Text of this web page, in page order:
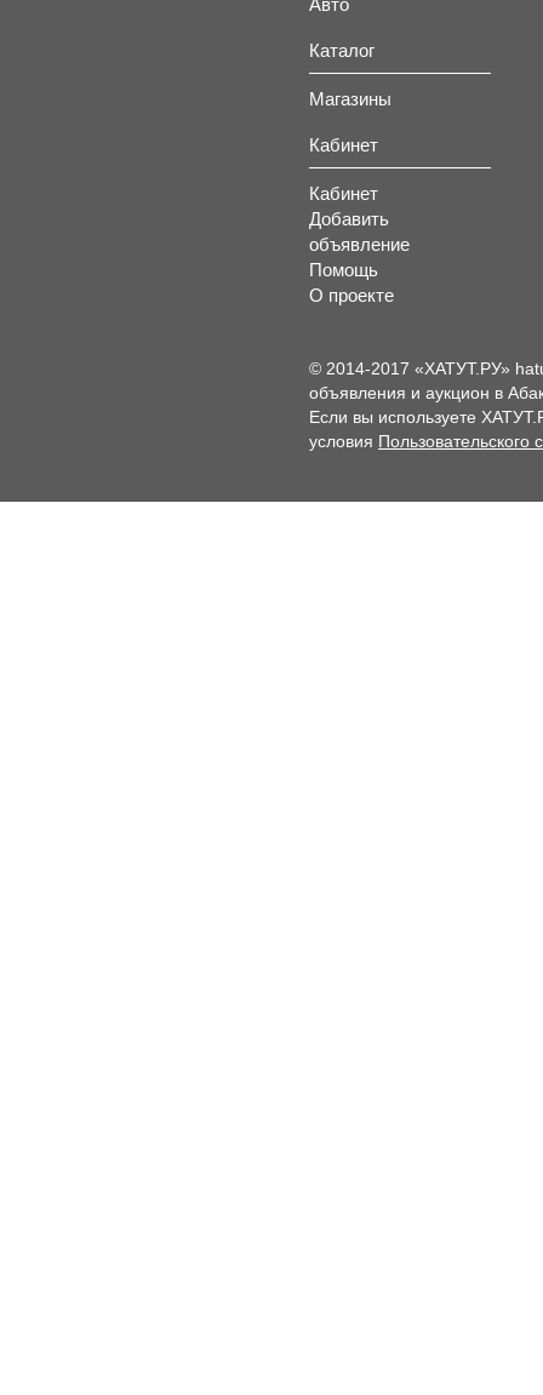
Каталог
Магазины
Кабинет
Кабинет
Добавить
объявление
Помощь
О проекте
© 2014-2017 «ХАТУТ.РУ»
объявления и аукцион в
Если вы используете
условия Пользовательского